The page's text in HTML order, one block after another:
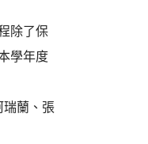
除了保
學年度
蘭、張